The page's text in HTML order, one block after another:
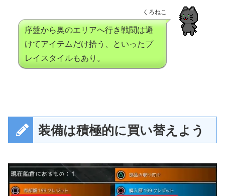
くろねこ
序盤から奥のエリアへ行き戦闘は避
けてアイテムだけ拾う、といったプ
レイスタイルもあり。
装備は積極的に買い替えよう